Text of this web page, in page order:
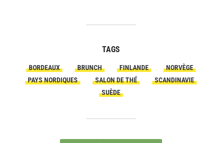
TAGS
BORDEAUX BRUNCH FINLANDE
NORVÈGE
PAYS NORDIQUES
SALON DE THÉ
SCANDINAVIE
SUÈDE